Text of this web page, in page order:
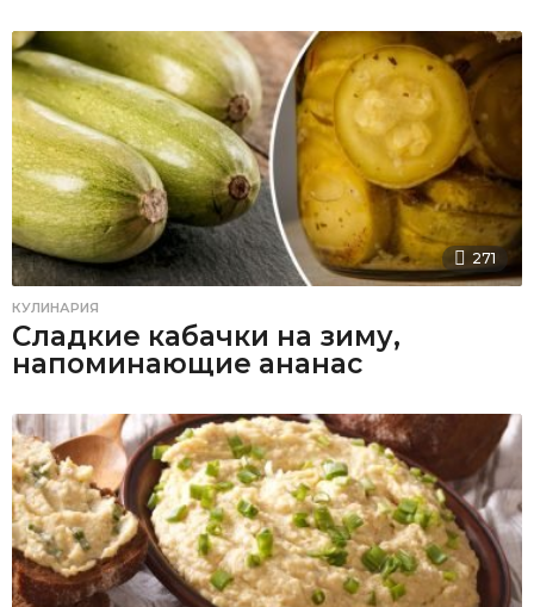
271
КУЛИНАРИЯ
Сладкие кабачки на зиму,
напоминающие ананас